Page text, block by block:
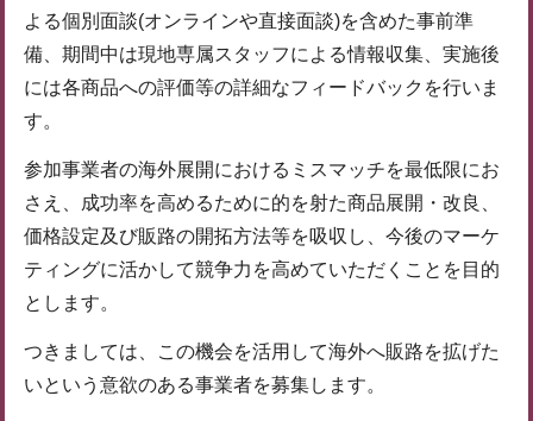
よる個別面談(オンラインや直接面談)を含めた事前準
備、期間中は現地専属スタッフによる情報収集、実施後
には各商品への評価等の詳細なフィードバックを行いま
す。
参加事業者の海外展開におけるミスマッチを最低限にお
さえ、成功率を高めるために的を射た商品展開・改良、
価格設定及び販路の開拓方法等を吸収し、今後のマーケ
ティングに活かして競争力を高めていただくことを目的
とします。
つきましては、この機会を活用して海外へ販路を拡げた
いという意欲のある事業者を募集します。